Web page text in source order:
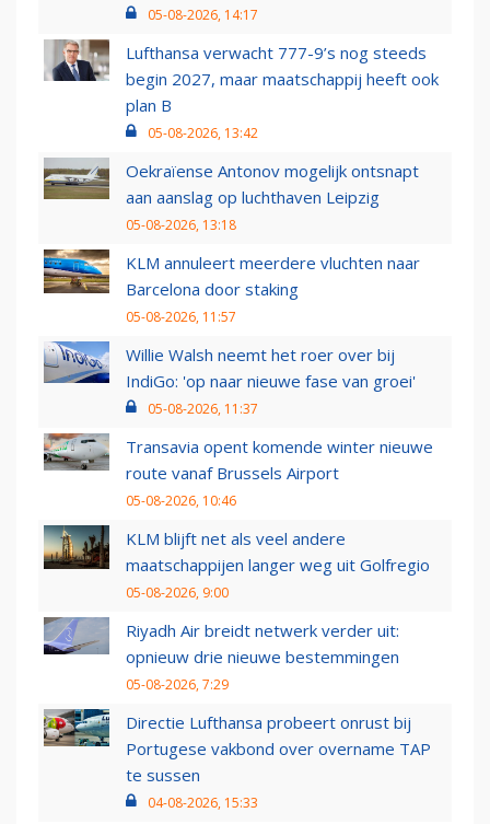
05-08-2026, 14:17
Lufthansa verwacht 777-9’s nog steeds
begin 2027, maar maatschappij heeft ook
plan B
05-08-2026, 13:42
Oekraïense Antonov mogelijk ontsnapt
aan aanslag op luchthaven Leipzig
05-08-2026, 13:18
KLM annuleert meerdere vluchten naar
Barcelona door staking
05-08-2026, 11:57
Willie Walsh neemt het roer over bij
IndiGo: 'op naar nieuwe fase van groei'
05-08-2026, 11:37
Transavia opent komende winter nieuwe
route vanaf Brussels Airport
05-08-2026, 10:46
KLM blijft net als veel andere
maatschappijen langer weg uit Golfregio
05-08-2026, 9:00
Riyadh Air breidt netwerk verder uit:
opnieuw drie nieuwe bestemmingen
05-08-2026, 7:29
Directie Lufthansa probeert onrust bij
Portugese vakbond over overname TAP
te sussen
04-08-2026, 15:33